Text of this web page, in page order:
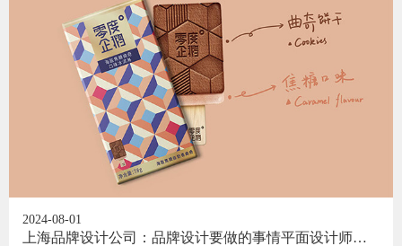
2024-08-01
上海品牌设计公司：品牌设计要做的事情平面设计师是